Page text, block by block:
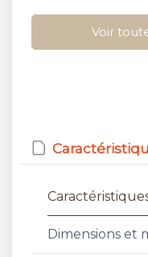
Voir
Dimensions et